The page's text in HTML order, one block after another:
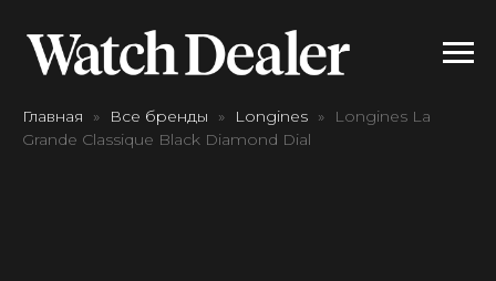
Главная Все бренды Longines
Longines La
Grande Classique Black Diamond Dial